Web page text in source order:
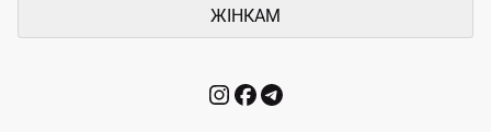
ЖІНКАМ